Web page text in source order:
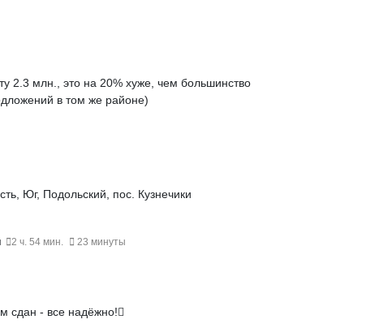
2.3 млн., это на 20% хуже, чем большинство
в том же районе)
Юг, Подольский, пос. Кузнечики
2 ч. 54 мин. 23 минуты
сдан - все надёжно!